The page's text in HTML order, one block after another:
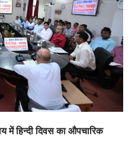
में हिन्दी दिवस का औपचारिक
कुमाऊं ख़बरें
स्वास्थ्य व्यवस्था पर फूटा